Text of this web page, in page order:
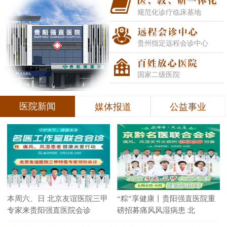
规范化诊疗临床基地
贵州指定远程会诊中心
国家二级医院
医院新闻 媒体报道 公益事业
本周六、日 北京友谊医院三甲
专家来贵阳强直医院会诊
“粽”享健康丨贵阳强直医院重
磅招募痛风风湿病患 北